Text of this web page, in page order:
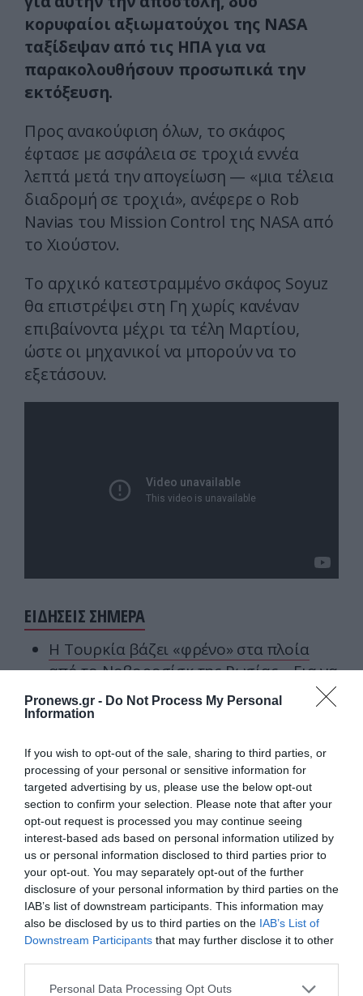
Pronews.gr - Do Not Process My Personal
Information
If you wish to opt-out of the sale, sharing to third parties, or
processing of your personal or sensitive information for
targeted advertising by us, please use the below opt-out
section to confirm your selection. Please note that after your
opt-out request is processed you may continue seeing
interest-based ads based on personal information utilized by
us or personal information disclosed to third parties prior to
your opt-out. You may separately opt-out of the further
disclosure of your personal information by third parties on the
IAB’s list of downstream participants. This information may
also be disclosed by us to third parties on the IAB’s List of
Downstream Participants that may further disclose it to other
Please note that this website/app uses one or more Google
Personal Data Processing Opt Outs
κορυφαίοι αξιωματούχοι της NASA
ταξίδεψαν από τις ΗΠΑ για να
παρακολουθήσουν προσωπικά την
εκτόξευση.
Προς ανακούφιση όλων, το σκάφος
έφτασε με ασφάλεια σε τροχιά εννέα
λεπτά μετά την απογείωση — «μια τέλεια
διαδρομή σε τροχιά», ανέφερε ο Rob
Navias του Mission Control της NASA από
το Χιούστον.
Το αρχικό κατεστραμμένο σκάφος Soyuz
θα επιστρέψει στη Γη χωρίς κανέναν
επιβαίνοντα μέχρι τα τέλη Μαρτίου,
ώστε οι μηχανικοί να μπορούν να το
εξετάσουν.
ΕΙΔΗΣΕΙΣ ΣΗΜΕΡΑ
Η Τουρκία βάζει «φρένο» στα πλοία
από το Νοβοροσίσκ της Ρωσίας – Για να
πιέσει η Μόσχα το Ιράν;
Οι πιο παράξενες σιδηροδρομικές
διαδρομές του κόσμου
Η Ισπανία νομιμοποιεί παράνομους
μετανάστες από την Αφρική – Για αυτή
την Ρωσίδα όμως επέλεξαν την απέλαση
Ακολουθήστε τοpronews.grστο
Google News και μάθετε πρώτοι όλες
τις ειδήσεις
TAGS: ΑΣΤΡΟΝΑΥΤΕΣ ΔΙΑΣΤΗΜΟΠΛΟΙΟ ΡΩΣΙΑ